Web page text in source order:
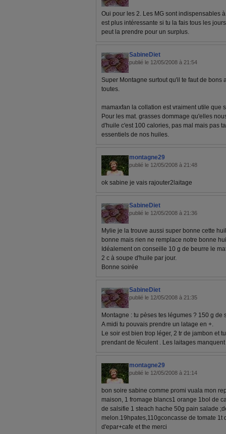
Oui pour les 2. Les MG sont indispensables
est plus intéressante si tu la fais tous les
peut la prendre pour un surplus.
SabineDiet
publié le 12/05/2008 à 21:54
Super Montagne surtout qu'il te faut de bons
toutes.
mamaxfan la collation est vraiment utile que
Pour les mat. grasses dommage qu'elles
d'huile c'est 100 calories, pas mal mais pas
essentiels de nos huiles.
montagne29
publié le 12/05/2008 à 21:48
ok sabine je vais rajouter2laitage
SabineDiet
publié le 12/05/2008 à 21:36
Mylie je la trouve aussi super bonne cette
bonne mais rien ne remplace notre bonne
Idéalement on conseille 10 g de beurre le
2 c à soupe d'huile par jour.
Bonne soirée
SabineDiet
publié le 12/05/2008 à 21:35
Montagne : tu pèses tes légumes ? 150 g de
A midi tu pouvais prendre un latage en +.
Le soir est bien trop léger, 2 tr de jambon et
prendant de féculent . Les laitages
montagne29
publié le 12/05/2008 à 21:14
bon soire sabine comme promi vuala mon
maison, 1 fromage blancs1 orange 1bol de
de salsifie 1 steach hache 50g pain salade
melon.19hpates,110gconcasse de tomate
d'epar+cafe et the merci